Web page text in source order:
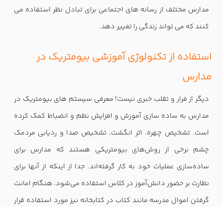
مدارس مختلف از رسانه های اجتماعی برای تبادل نظر استفاده می
کنند که می تواند زندگی را تغییر دهد.
استفاده از تکنولوژی آموزشی بیومتریک در
مدارس
دیگر از فرار و تقلب خبری نیست! معرفی سیستم های بیومتریک در
مدارس به ساده سازی آموزش و افزایش نظم و انضباط کمک کرده
است. تشخیص چهره، اثر انگشت، تشخیص صدا و ردیابی مردمک
چشم برخی از روش‌های بیومتریکی هستند که مدارس برای
ساده‌سازی عملیات خود به کار گرفته‌اند. جدا از اینکه از آنها برای
نظارت بر حضور دانش‌آموز در کلاس استفاده می‌شود، هنگام امانت
گرفتن اموال مدرسه مانند کتاب در کتابخانه نیز مورد استفاده قرار